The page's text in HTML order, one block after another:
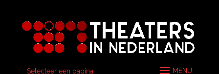
Selecteer een pagina